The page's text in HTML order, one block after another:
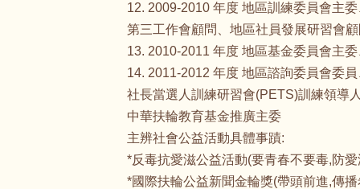
12. 2009-2010 年度 地區訓練委員會主
第三工作會顧問、地區社員發展研習會顧
13. 2010-2011 年度 地區基金委員會主
14. 2011-2012 年度 地區諮詢委員會委
社長當選人訓練研習會(PETS)訓練領導
中華扶輪教育基金推廣主委
主辨社會公益活動具體事蹟:
*反毒抗愛滋公益活動(要青春不要毒,防
*國際扶輪公益新聞金輪獎(帶頭前進,傳